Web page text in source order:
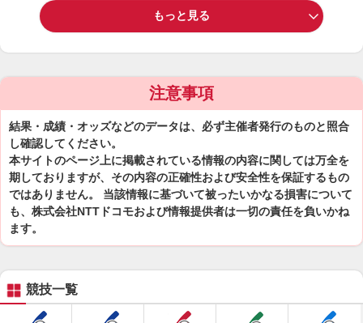
もっと見る
注意事項
結果・成績・オッズなどのデータは、必ず主催者発行のものと照合
し確認してください。
本サイトのページ上に掲載されている情報の内容に関しては万全を
期しておりますが、その内容の正確性および安全性を保証するもの
ではありません。 当該情報に基づいて被ったいかなる損害について
も、株式会社NTTドコモおよび情報提供者は一切の責任を負いかね
ます。
競技一覧